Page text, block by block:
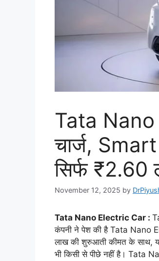
Tata
चार्ज,
सिर्फ ₹2.60
November 12, 2025 by
Tata Nano Electric Car :
कंपनी ने पेश की है Tata Nano
लाख की शुरुआती कीमत के साथ, यह
भी किसी से पीछे नहीं है। Tata